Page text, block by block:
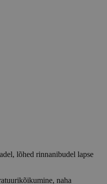
lõhed rinnanibudel lapse
naha